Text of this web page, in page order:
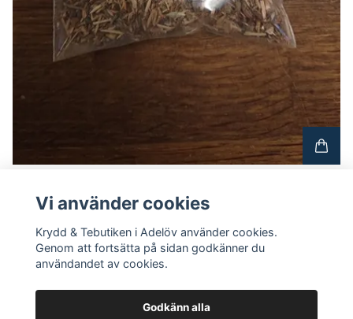
Vi använder cookies
Krydd & Tebutiken i Adelöv använder cookies.
Genom att fortsätta på sidan godkänner du
användandet av cookies.
Godkänn alla